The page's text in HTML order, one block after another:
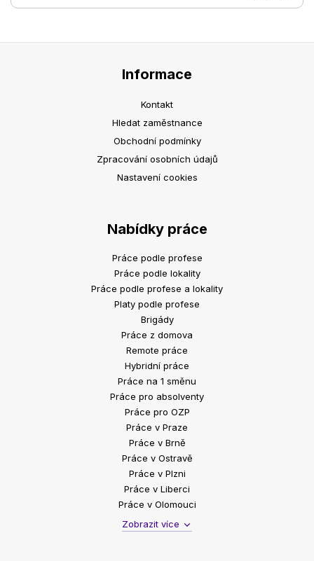
Informace
Kontakt
Hledat zaměstnance
Obchodní podmínky
Zpracování osobních údajů
Nastavení cookies
Nabídky práce
Práce podle profese
Práce podle lokality
Práce podle profese a lokality
Platy podle profese
Brigády
Práce z domova
Remote práce
Hybridní práce
Práce na 1 směnu
Práce pro absolventy
Práce pro OZP
Práce v Praze
Práce v Brně
Práce v Ostravě
Práce v Plzni
Práce v Liberci
Práce v Olomouci
Zobrazit více